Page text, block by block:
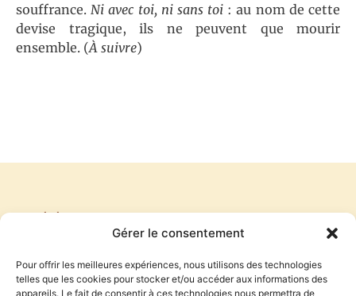
Gérer le consentement
Pour offrir les meilleures expériences, nous utilisons des technologies
telles que les cookies pour stocker et/ou accéder aux informations des
appareils. Le fait de consentir à ces technologies nous permettra de
souffrance.Ni avec toi, ni sans toi : au nom de cette
devise tragique, ils ne peuvent que mourir
ensemble. (À suivre)
TRUFFAUT, L’HOMME QUI AIMAIT (7)